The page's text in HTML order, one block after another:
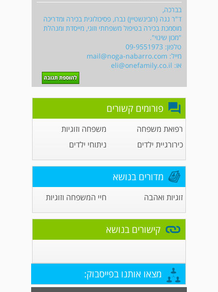
בברכה,
ד"ר נגה (רובינשטיין) נברו, פסיכולוגית בכירה ומדריכה
מוסמכת בכירה בטיפול משפחתי וזוגי, מייסדת ומנהלת
"מכון שינוי".
טלפון: 09-9551973
מייל: mail@noga-nabarro.com
או: eli@onefamily.co.il
פורומים קשורים
רפואת משפחה
משפחה וזוגיות
כירורגיית ילדים
ניתוחי ילדים
מדורים בנושא
זוגיות ואהבה חיי המשפחה וזוגיות
קישורים בנושא
מצאו אותנו בפייסבוק: